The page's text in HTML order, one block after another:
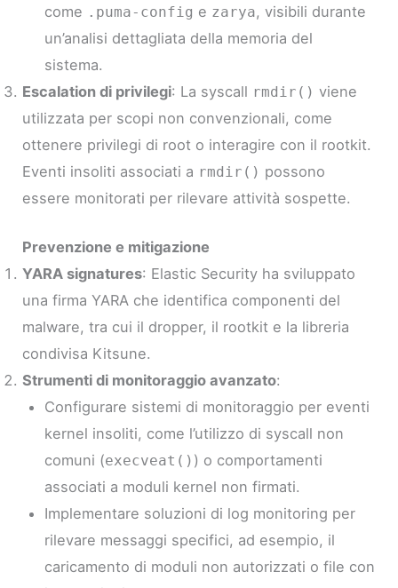
come .puma-config e zarya, visibili durante
un’analisi dettagliata della memoria del
sistema.
Escalation di privilegi: La syscall rmdir() viene
utilizzata per scopi non convenzionali, come
ottenere privilegi di root o interagire con il rootkit.
Eventi insoliti associati a rmdir() possono
essere monitorati per rilevare attività sospette.
Prevenzione e mitigazione
YARA signatures: Elastic Security ha sviluppato
una firma YARA che identifica componenti del
malware, tra cui il dropper, il rootkit e la libreria
condivisa Kitsune.
Strumenti di monitoraggio avanzato:
Configurare sistemi di monitoraggio per eventi
kernel insoliti, come l’utilizzo di syscall non
comuni (execveat() ) o comportamenti
associati a moduli kernel non firmati.
Implementare soluzioni di log monitoring per
rilevare messaggi specifici, ad esempio, il
caricamento di moduli non autorizzati o file con